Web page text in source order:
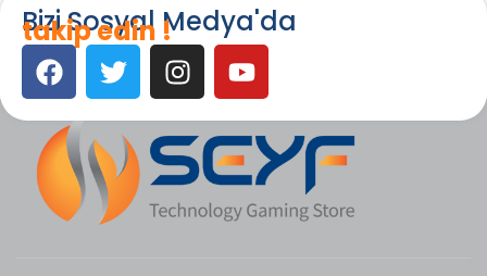
Bizi Sosyal Medya'da
takip edin !